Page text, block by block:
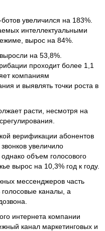
увеличился на 183%.
интеллектуальными
вырос на 84%.
на 53,8%.
проходит более 1,1
компаниям
и выявлять точки роста в
расти, несмотря на
верификации абонентов
увеличило
объем голосового
вырос на 10,3% год к году.
мессенджеров часть
каналы, а
интернета компании
канал маркетинговых и